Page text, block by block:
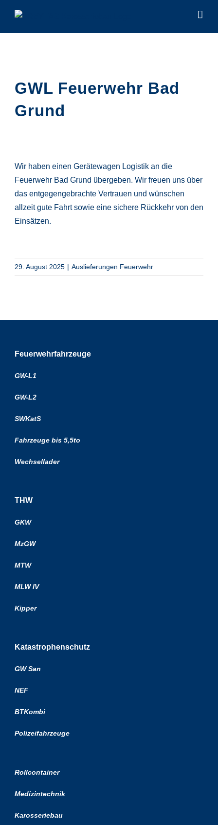
Inhalt
springen
GWL Feuerwehr Bad
Grund
Wir haben einen Gerätewagen Logistik an die
Feuerwehr Bad Grund übergeben. Wir freuen uns über
das entgegengebrachte Vertrauen und wünschen
allzeit gute Fahrt sowie eine sichere Rückkehr von den
Einsätzen.
29. August 2025 | Auslieferungen Feuerwehr
Feuerwehrfahrzeuge
GW-L1
GW-L2
SWKatS
Fahrzeuge bis 5,5to
Wechsellader
THW
GKW
MzGW
MTW
MLW IV
Kipper
Katastrophenschutz
GW San
NEF
BTKombi
Polizeifahrzeuge
Rollcontainer
Medizintechnik
Karosseriebau